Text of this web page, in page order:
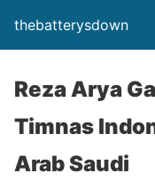
thebatterysdown
Reza Arya
Timnas
Arab Saudi